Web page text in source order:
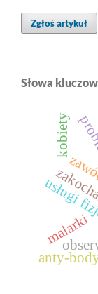
Zgłoś artykuł
Słowa
anty-
kobiety
malarki